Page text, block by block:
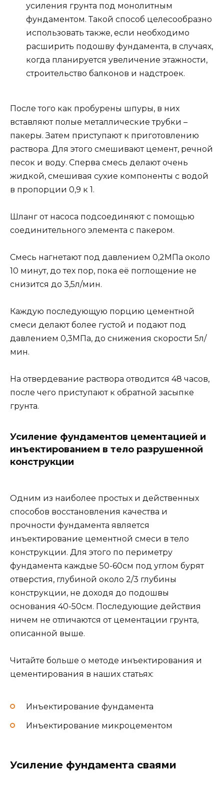
усиления грунта под монолитным
фундаментом. Такой способ целесообразно
использовать также, если необходимо
расширить подошву фундамента, в случаях,
когда планируется увеличение этажности,
строительство балконов и надстроек.
После того как пробурены шпуры, в них
вставляют полые металлические трубки –
пакеры. Затем приступают к приготовлению
раствора. Для этого смешивают цемент, речной
песок и воду. Сперва смесь делают очень
жидкой, смешивая сухие компоненты с водой
в пропорции 0,9 к 1.
Шланг от насоса подсоединяют с помощью
соединительного элемента с пакером.
Смесь нагнетают под давлением 0,2МПа около
10 минут, до тех пор, пока её поглощение не
снизится до 3,5л/мин.
Каждую последующую порцию цементной
смеси делают более густой и подают под
давлением 0,3МПа, до снижения скорости 5л/
мин.
На отвердевание раствора отводится 48 часов,
после чего приступают к обратной засыпке
грунта.
Усиление фундаментов цементацией и
инъектированием в тело разрушенной
конструкции
Одним из наиболее простых и действенных
способов восстановления качества и
прочности фундамента является
инъектирование цементной смеси в тело
конструкции. Для этого по периметру
фундамента каждые 50-60см под углом бурят
отверстия, глубиной около 2/3 глубины
конструкции, не доходя до подошвы
основания 40-50см. Последующие действия
ничем не отличаются от цементации грунта,
описанной выше.
Читайте больше о методе инъектирования и
цементирования в наших статьях:
Инъектирование фундамента
Инъектирование микроцементом
Усиление фундамента сваями